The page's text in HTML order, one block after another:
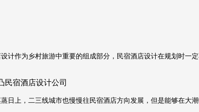
作为乡村旅游中重要的组成部分，民宿酒店设计在规划时一
上，二三线城市也慢慢往民宿酒店方向发展，但是能够在大